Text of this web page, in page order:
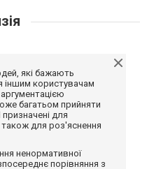
які бажають
іншим користувачам
багатьом прийняти
для
також для роз'яснення
ненормативної
порівняння з